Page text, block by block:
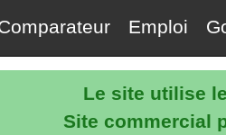
Le site utilise
Site commercial
Emploi